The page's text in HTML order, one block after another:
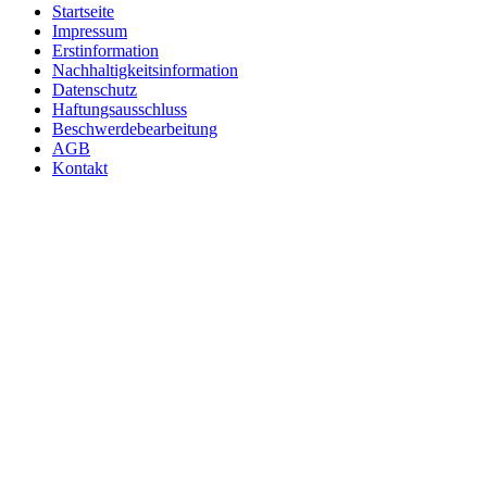
Startseite
Impressum
Erstinformation
Nachhaltigkeitsinformation
Datenschutz
Haftungsausschluss
Beschwerdebearbeitung
AGB
Kontakt